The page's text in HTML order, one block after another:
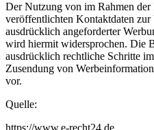
Der Nutzung von im Rahmen der
veröffentlichten Kontaktdaten
ausdrücklich angeforderter
wird hiermit widersprochen. Die
ausdrücklich rechtliche Schritte
Zusendung von
vor.
Quelle:
https://www.e-recht24.de